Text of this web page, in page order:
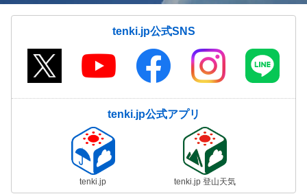
tenki.jp公式SNS
tenki.jp公式アプリ
tenki.jp tenki.jp 登山天気